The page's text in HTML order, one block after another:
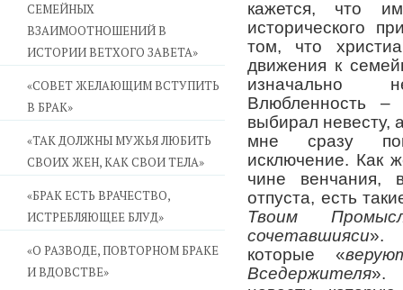
СЕМЕЙНЫХ
ВЗАИМООТНОШЕНИЙ В
ИСТОРИИ ВЕТХОГО ЗАВЕТА»
«СОВЕТ ЖЕЛАЮЩИМ ВСТУПИТЬ
В БРАК»
«ТАК ДОЛЖНЫ МУЖЬЯ ЛЮБИТЬ
СВОИХ ЖЕН, КАК СВОИ ТЕЛА»
«БРАК ЕСТЬ ВРАЧЕСТВО,
ИСТРЕБЛЯЮЩЕЕ БЛУД»
«О РАЗВОДЕ, ПОВТОРНОМ БРАКЕ
И ВДОВСТВЕ»
кажется, что
исторического
том, что
движения к
изначально
Влюбленность
выбирал невесту,
мне сразу
исключение. Как
чине венчания,
отпуста, есть
Твоим
сочетавшияси».
которые «
Вседержителя».